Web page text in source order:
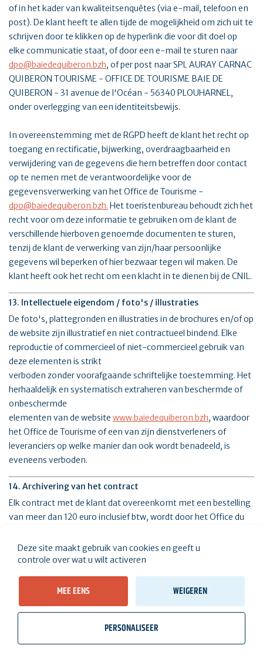
of in het kader van kwaliteitsenquêtes (via e-mail, telefoon en
post). De klant heeft te allen tijde de mogelijkheid om zich uit te
schrijven door te klikken op de hyperlink die voor dit doel op
elke communicatie staat, of door een e-mail te sturen naar
dpo@baiedequiberon.bzh, of per post naar SPL AURAY CARNAC
QUIBERON TOURISME - OFFICE DE TOURISME BAIE DE
QUIBERON - 31 avenue de l'Océan - 56340 PLOUHARNEL,
onder overlegging van een identiteitsbewijs.
In overeenstemming met de RGPD heeft de klant het recht op
toegang en rectificatie, bijwerking, overdraagbaarheid en
verwijdering van de gegevens die hem betreffen door contact
op te nemen met de verantwoordelijke voor de
gegevensverwerking van het Office de Tourisme -
dpo@baiedequiberon.bzh. Het toeristenbureau behoudt zich het
recht voor om deze informatie te gebruiken om de klant de
verschillende hierboven genoemde documenten te sturen,
tenzij de klant de verwerking van zijn/haar persoonlijke
gegevens wil beperken of hier bezwaar tegen wil maken. De
klant heeft ook het recht om een klacht in te dienen bij de CNIL.
13. Intellectuele eigendom / foto's / illustraties
De foto's, plattegronden en illustraties in de brochures en/of op
de website zijn illustratief en niet contractueel bindend. Elke
reproductie of commercieel of niet-commercieel gebruik van
deze elementen is strikt
verboden zonder voorafgaande schriftelijke toestemming. Het
herhaaldelijk en systematisch extraheren van beschermde of
onbeschermde
elementen van de website www.baiedequiberon.bzh, waardoor
het Office de Tourisme of een van zijn dienstverleners of
leveranciers op welke manier dan ook wordt benadeeld, is
eveneens verboden.
14. Archivering van het contract
Elk contract met de klant dat overeenkomt met een bestelling
van meer dan 120 euro inclusief btw, wordt door het Office du
de artikelen L213-1, R213-1 en R213-2 van de Franse
consumentenwet. De Dienst voor Toerisme archiveert deze
15. Klachten / Geschillen
Deze CPV vallen onder het Franse recht.
Deze site maakt gebruik van cookies en geeft u
controle over wat u wilt activeren
MEE EENS WEIGEREN
PERSONALISEER